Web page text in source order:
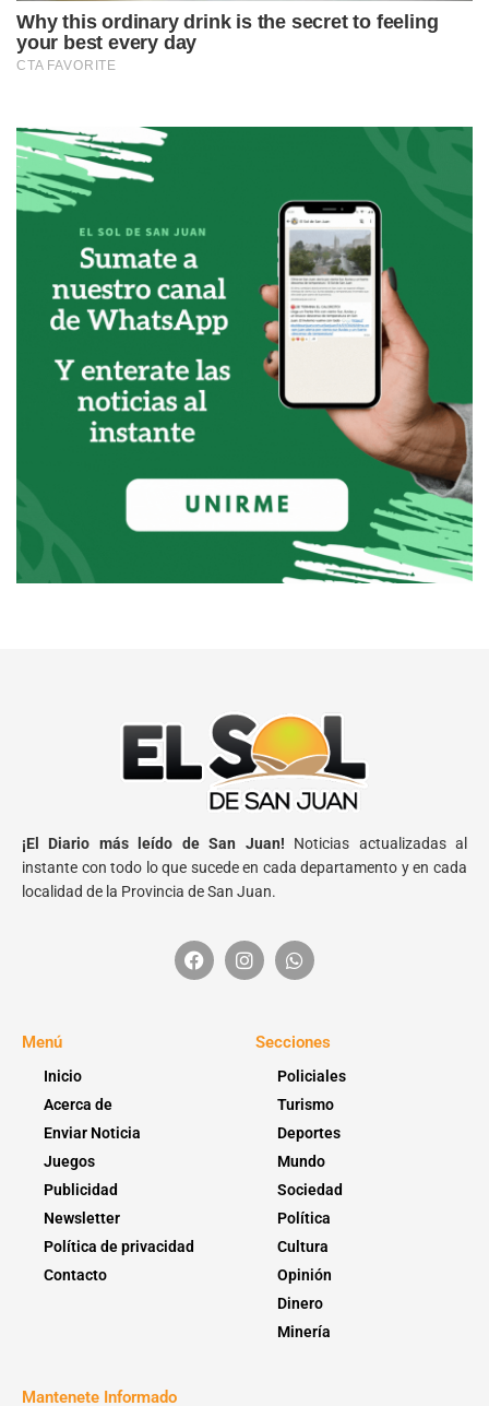
¡El Diario más leído de San Juan! Noticias actualizadas al
instante con todo lo que sucede en cada departamento y en cada
localidad de la Provincia de San Juan.
Menú
Inicio
Acerca de
Enviar Noticia
Juegos
Publicidad
Newsletter
Política de privacidad
Contacto
Secciones
Policiales
Turismo
Deportes
Mundo
Sociedad
Política
Cultura
Opinión
Dinero
Minería
Mantenete Informado